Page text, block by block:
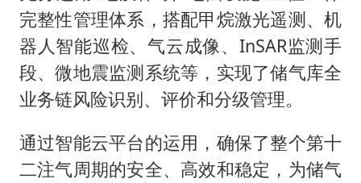
完整性管理体系，搭配甲烷激光遥测、机
器人智能巡检、气云成像、InSAR监测手
段、微地震监测系统等，实现了储气库全
业务链风险识别、评价和分级管理。
通过智能云平台的运用，确保了整个第十
二注气周期的安全、高效和稳定，为储气